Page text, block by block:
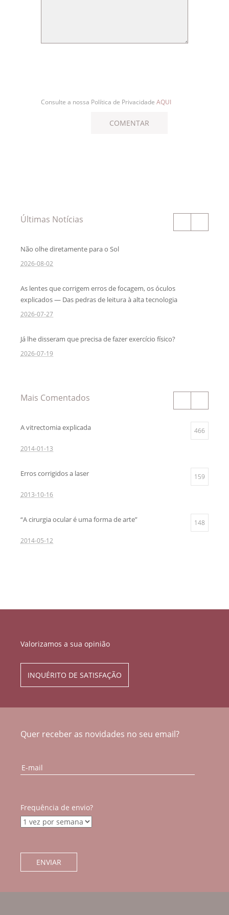
Consulte a nossa Política de Privacidade AQUI
Últimas Notícias
Não olhe diretamente para o Sol
2026-08-02
As lentes que corrigem erros de focagem, os óculos
explicados — Das pedras de leitura à alta tecnologia
2026-07-27
Já lhe disseram que precisa de fazer exercício físico?
2026-07-19
Mais Comentados
A vitrectomia explicada 466
2014-01-13
Erros corrigidos a laser 159
2013-10-16
“A cirurgia ocular é uma forma de arte” 148
2014-05-12
Valorizamos a sua opinião
INQUÉRITO DE SATISFAÇÃO
Quer receber as novidades no seu email?
Frequência de envio?